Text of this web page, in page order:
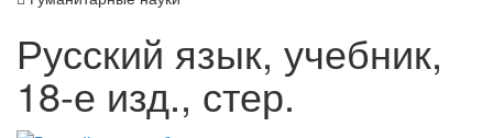
Русский язык, учебник,
18-е изд., стер.